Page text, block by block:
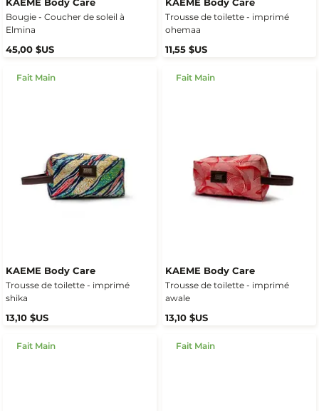
KAEME Body Care
Bougie - Coucher de soleil à
Elmina
45,00 $US
KAEME Body Care
Trousse de toilette - imprimé
ohemaa
11,55 $US
Fait Main
KAEME Body Care
Trousse de toilette - imprimé
shika
13,10 $US
Fait Main
KAEME Body Care
Trousse de toilette - imprimé
awale
13,10 $US
Fait Main Fait Main